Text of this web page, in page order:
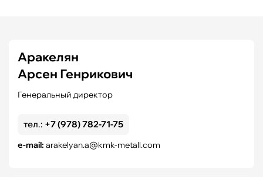
Аракелян
Арсен Генрикович
Генеральный директор
тел.: +7 (978) 782-71-75
e-mail: arakelyan.a@kmk-metall.com